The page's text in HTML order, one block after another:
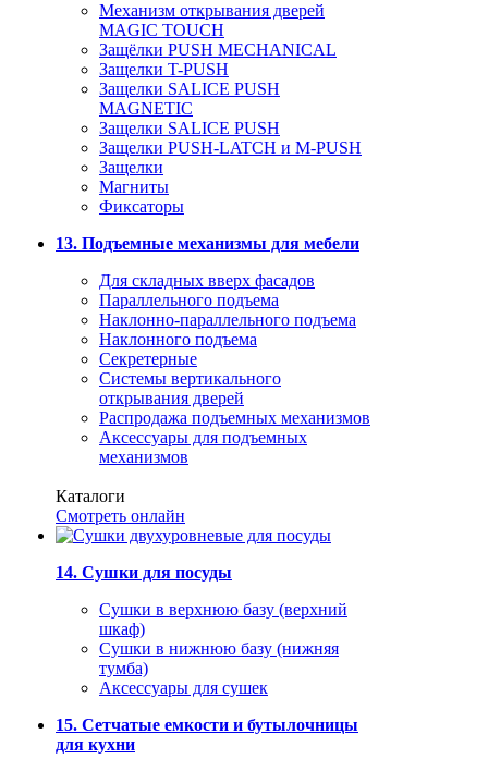
Механизм открывания дверей
MAGIC TOUCH
Защёлки PUSH MECHANICAL
Защелки T-PUSH
Защелки SALICE PUSH
MAGNETIC
Защелки SALICE PUSH
Защелки PUSH-LATCH и M-PUSH
Защелки
Магниты
Фиксаторы
13. Подъемные механизмы для мебели
Для складных вверх фасадов
Параллельного подъема
Наклонно-параллельного подъема
Наклонного подъема
Секретерные
Системы вертикального
открывания дверей
Распродажа подъемных механизмов
Аксессуары для подъемных
механизмов
Каталоги
Смотреть онлайн
14. Сушки для посуды
Сушки в верхнюю базу (верхний
шкаф)
Сушки в нижнюю базу (нижняя
тумба)
Аксессуары для сушек
15. Сетчатые емкости и бутылочницы
для кухни